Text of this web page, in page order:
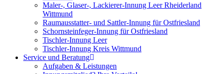
Maler-, Glaser-, Lackierer-Innung Leer Rheiderland
Wittmund
Raumausstatter- und Sattler-Innung für Ostfriesland
Schornsteinfeger-Innung für Ostfriesland
Tischler-Innung Leer
Tischler-Innung Kreis Wittmund
Service und Beratung
Aufgaben & Leistungen